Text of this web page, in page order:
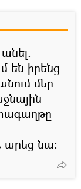
են իրենց
մեր
արեց նա։